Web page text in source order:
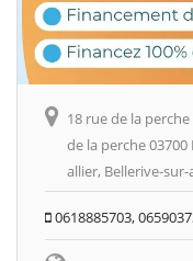
18 rue de la
de la perche
allier, Bellerive-sur-
0618885703,